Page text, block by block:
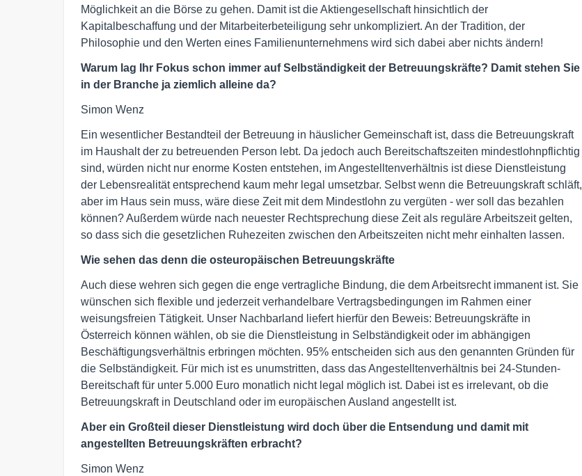
Möglichkeit an die Börse zu gehen. Damit ist die Aktiengesellschaft hinsichtlich der
Kapitalbeschaffung und der Mitarbeiterbeteiligung sehr unkompliziert. An der Tradition, der
Philosophie und den Werten eines Familienunternehmens wird sich dabei aber nichts ändern!
Warum lag Ihr Fokus schon immer auf Selbständigkeit der Betreuungskräfte? Damit stehen Sie
in der Branche ja ziemlich alleine da?
Simon Wenz
Ein wesentlicher Bestandteil der Betreuung in häuslicher Gemeinschaft ist, dass die Betreuungskraft
im Haushalt der zu betreuenden Person lebt. Da jedoch auch Bereitschaftszeiten mindestlohnpflichtig
sind, würden nicht nur enorme Kosten entstehen, im Angestelltenverhältnis ist diese Dienstleistung
der Lebensrealität entsprechend kaum mehr legal umsetzbar. Selbst wenn die Betreuungskraft schläft,
aber im Haus sein muss, wäre diese Zeit mit dem Mindestlohn zu vergüten - wer soll das bezahlen
können? Außerdem würde nach neuester Rechtsprechung diese Zeit als reguläre Arbeitszeit gelten,
so dass sich die gesetzlichen Ruhezeiten zwischen den Arbeitszeiten nicht mehr einhalten lassen.
Wie sehen das denn die osteuropäischen Betreuungskräfte
Auch diese wehren sich gegen die enge vertragliche Bindung, die dem Arbeitsrecht immanent ist. Sie
wünschen sich flexible und jederzeit verhandelbare Vertragsbedingungen im Rahmen einer
weisungsfreien Tätigkeit. Unser Nachbarland liefert hierfür den Beweis: Betreuungskräfte in
Österreich können wählen, ob sie die Dienstleistung in Selbständigkeit oder im abhängigen
Beschäftigungsverhältnis erbringen möchten. 95% entscheiden sich aus den genannten Gründen für
die Selbständigkeit. Für mich ist es unumstritten, dass das Angestelltenverhältnis bei 24-Stunden-
Bereitschaft für unter 5.000 Euro monatlich nicht legal möglich ist. Dabei ist es irrelevant, ob die
Betreuungskraft in Deutschland oder im europäischen Ausland angestellt ist.
Aber ein Großteil dieser Dienstleistung wird doch über die Entsendung und damit mit
angestellten Betreuungskräften erbracht?
Simon Wenz